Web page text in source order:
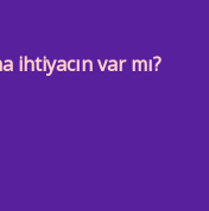
ihtiyacın var mı?